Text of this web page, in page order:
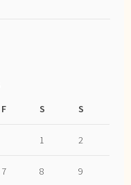
F S S
1 2
7 8 9